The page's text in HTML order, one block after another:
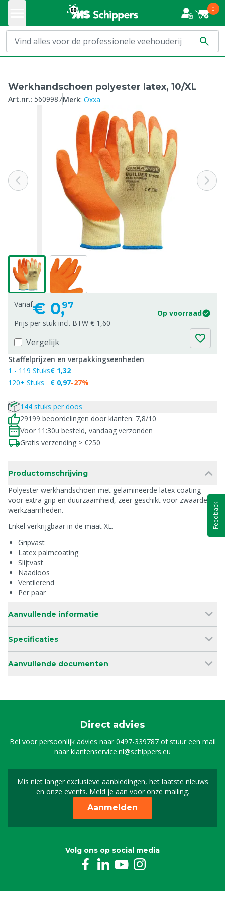
0
Werkhandschoen polyester latex, 10/XL
Art.nr.: 5609987Merk: Oxxa
Vanaf€ 0,97
Op voorraad
Prijs per stuk incl. BTW € 1,60
Vergelijk
Staffelprijzen en verpakkingseenheden
1 - 119 Stuks
120+ Stuks
€ 1,32
€ 0,97-27%
144 stuks per doos
29199 beoordelingen door klanten: 7,8/10
Voor 11:30u besteld, vandaag verzonden
Gratis verzending > €250
Productomschrijving
Polyester werkhandschoen met gelamineerde latex coating
voor extra grip en duurzaamheid, zeer geschikt voor zwaardere
werkzaamheden.
Enkel verkrijgbaar in de maat XL.
Gripvast
Latex palmcoating
Slijtvast
Naadloos
Ventilerend
Per paar
Aanvullende informatie
Specificaties
Aanvullende documenten
Direct advies
Bel voor persoonlijk advies naar0497-339787of stuur een mail
naarklantenservice.nl@schippers.eu
Mis niet langer exclusieve aanbiedingen, het laatste nieuws
en onze events. Meld je aan voor onze mailing.
Schrijf je in voor onze
Aanmelden
Volg ons op social media
Feedback